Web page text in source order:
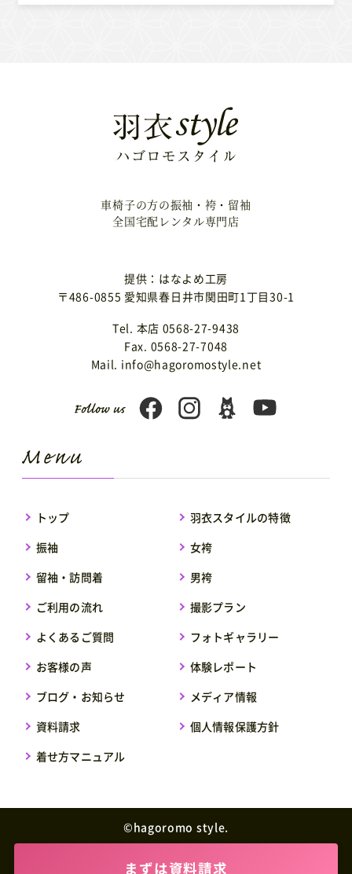
まずは資料請求
車椅子の方の振袖・袴・留袖
全国宅配レンタル専門店
提供：はなよめ工房
〒486-0855 愛知県春日井市関田町1丁目30-1
Tel. 本店 0568-27-9438
Fax. 0568-27-7048
Mail. info@hagoromostyle.net
トップ
羽衣スタイルの特徴
振袖
女袴
留袖・訪問着
男袴
ご利用の流れ
撮影プラン
よくあるご質問
フォトギャラリー
お客様の声
体験レポート
ブログ・お知らせ
メディア情報
資料請求
個人情報保護方針
着せ方マニュアル
©︎hagoromo style.